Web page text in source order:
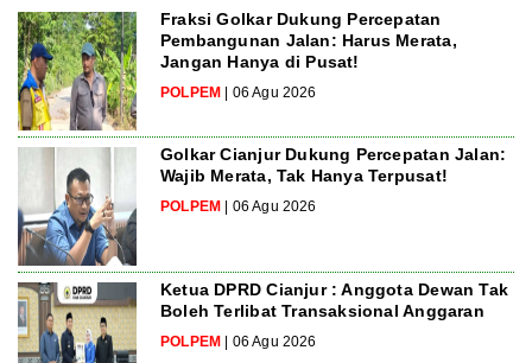
Fraksi Golkar Dukung Percepatan
Pembangunan Jalan: Harus Merata,
Jangan Hanya di Pusat!
POLPEM | 06 Agu 2026
Golkar Cianjur Dukung Percepatan Jalan:
Wajib Merata, Tak Hanya Terpusat!
POLPEM | 06 Agu 2026
Ketua DPRD Cianjur : Anggota Dewan Tak
Boleh Terlibat Transaksional Anggaran
POLPEM | 06 Agu 2026